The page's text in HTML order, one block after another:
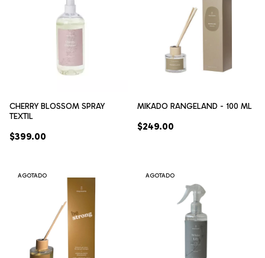
CHERRY BLOSSOM SPRAY
TEXTIL
$399.00
MIKADO RANGELAND - 100 ML
$249.00
AGOTADO AGOTADO